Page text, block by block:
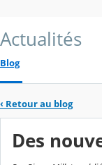
Actualités
Blog
‹ Retour au blog
Des